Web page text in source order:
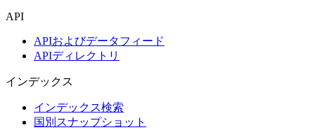
API
APIおよびデータフィード
APIディレクトリ
インデックス
インデックス検索
国別スナップショット